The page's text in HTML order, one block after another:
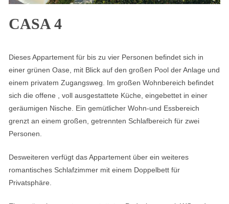
CASA 4
Dieses Appartement für bis zu vier Personen befindet sich in
einer grünen Oase, mit Blick auf den großen Pool der Anlage und
einem privatem Zugangsweg. Im großen Wohnbereich befindet
sich die offene , voll ausgestattete Küche, eingebettet in einer
geräumigen Nische. Ein gemütlicher Wohn-und Essbereich
grenzt an einem großen, getrennten Schlafbereich für zwei
Personen.
Desweiteren verfügt das Appartement über ein weiteres
romantisches Schlafzimmer mit einem Doppelbett für
Privatsphäre.